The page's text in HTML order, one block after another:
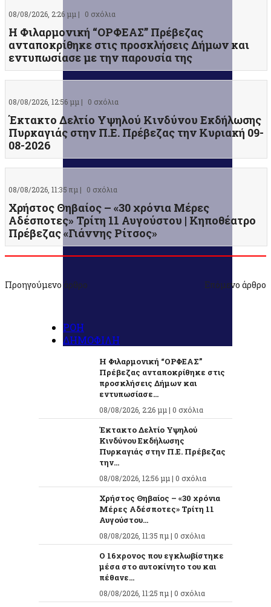
08/08/2026, 2:26 μμ | 0 σχόλια
Η Φιλαρμονική “ΟΡΦΕΑΣ” Πρέβεζας
ανταποκρίθηκε στις προσκλήσεις Δήμων και
εντυπωσίασε με την παρουσία της
08/08/2026, 12:56 μμ | 0 σχόλια
Έκτακτο Δελτίο Υψηλού Κινδύνου Εκδήλωσης
Πυρκαγιάς στην Π.Ε. Πρέβεζας την Κυριακή 09-
08-2026
08/08/2026, 11:35 πμ | 0 σχόλια
Χρήστος Θηβαίος – «30 χρόνια Μέρες
Αδέσποτες» Τρίτη 11 Αυγούστου | Κηποθέατρο
Πρέβεζας «Γιάννης Ρίτσος»
Προηγούμενο άρθρο Επόμενο άρθρο
ΡΟΗ
ΔΗΜΟΦΙΛΗ
Η Φιλαρμονική “ΟΡΦΕΑΣ”
Πρέβεζας ανταποκρίθηκε στις
προσκλήσεις Δήμων και
εντυπωσίασε...
08/08/2026, 2:26 μμ | 0 σχόλια
Έκτακτο Δελτίο Υψηλού
Κινδύνου Εκδήλωσης
Πυρκαγιάς στην Π.Ε. Πρέβεζας
την...
08/08/2026, 12:56 μμ | 0 σχόλια
Χρήστος Θηβαίος – «30 χρόνια
Μέρες Αδέσποτες» Τρίτη 11
Αυγούστου...
08/08/2026, 11:35 πμ | 0 σχόλια
O 16χρονος που εγκλωβίστηκε
μέσα στο αυτοκίνητο του και
πέθανε...
08/08/2026, 11:25 πμ | 0 σχόλια